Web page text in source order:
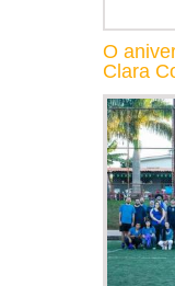
O
Clara